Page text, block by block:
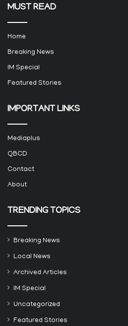
MUST READ
Home
Breaking News
IM Special
Featured Stories
IMPORTANT LINKS
Mediaplus
QBCD
Contact
About
TRENDING TOPICS
Breaking News
Local News
Archived Articles
IM Special
Uncategorized
Featured Stories